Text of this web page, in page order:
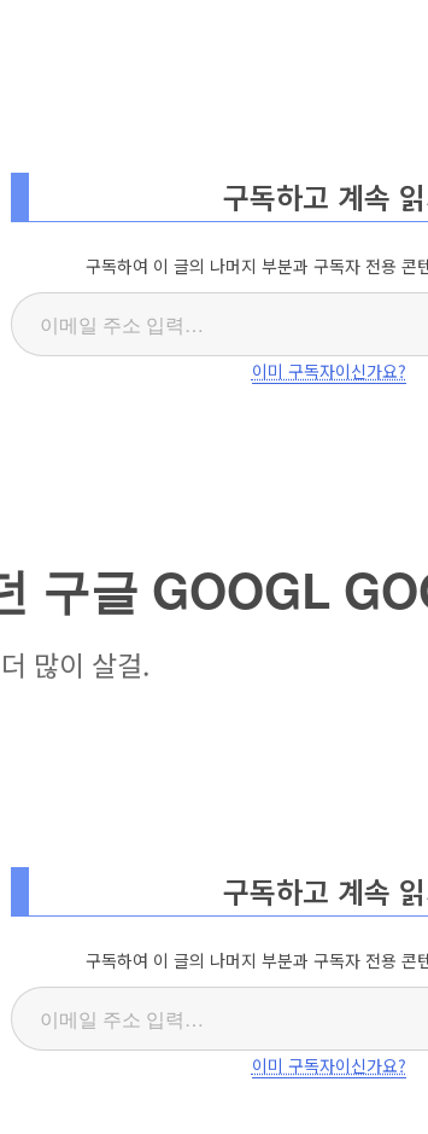
구독하고 계속
구독하여 이 글의 나머지 부분과 구독자 전용 콘
이메일 주소 입력…
이미 구독자이신가요?
구글 GOOGL
많이 살걸.
구독하고 계속
구독하여 이 글의 나머지 부분과 구독자 전용 콘
이메일 주소 입력…
이미 구독자이신가요?